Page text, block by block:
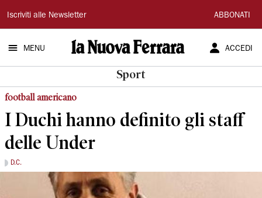
La
Nuova
Ferrara
Iscriviti alle Newsletter ABBONATI
MENU ACCEDI
Sport
football americano
I Duchi hanno definito gli staff
delle Under
D.C.